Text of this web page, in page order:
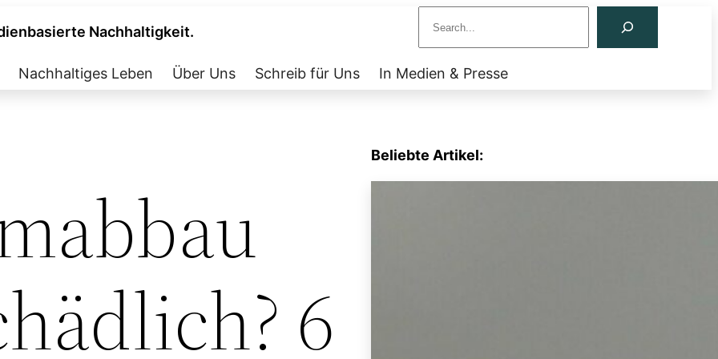
Nachhaltigkeit.
r
Nachhaltiges Leben Über Uns Schreib für Uns In Medien & Presse
6
Beliebte Artikel: